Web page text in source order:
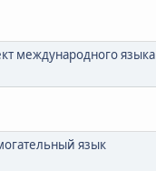
международного языка
язык